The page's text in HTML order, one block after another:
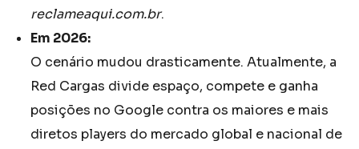
reclameaqui.com.br.
Em 2026:
O cenário mudou drasticamente. Atualmente, a
Red Cargas divide espaço, compete e ganha
posições no Google contra os maiores e mais
diretos players do mercado global e nacional de